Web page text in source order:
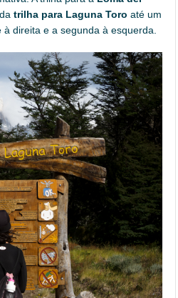
datrilha para Laguna Toro até um
direita e a segunda à esquerda.